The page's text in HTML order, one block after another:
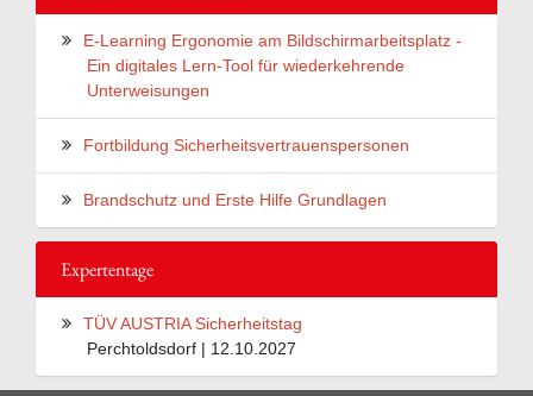
E-Learning Ergonomie am Bildschirmarbeitsplatz -
Ein digitales Lern-Tool für wiederkehrende
Unterweisungen
Fortbildung Sicherheitsvertrauenspersonen
Brandschutz und Erste Hilfe Grundlagen
Expertentage
TÜV AUSTRIA Sicherheitstag
Perchtoldsdorf | 12.10.2027